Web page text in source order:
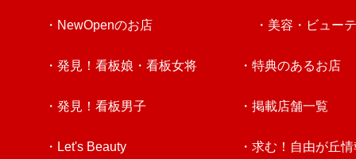
・NewOpenのお店
・発見！看板娘・看板女将
・発見！看板男子
・Let's Beauty
・美容・ビュー
・特典のあるお店
・掲載店舗一覧
・求む！自由が丘